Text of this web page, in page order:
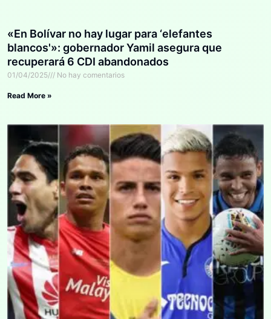
«En Bolívar no hay lugar para ‘elefantes
blancos'»: gobernador Yamil asegura que
recuperará 6 CDI abandonados
01/04/2025 No hay comentarios
Read More »